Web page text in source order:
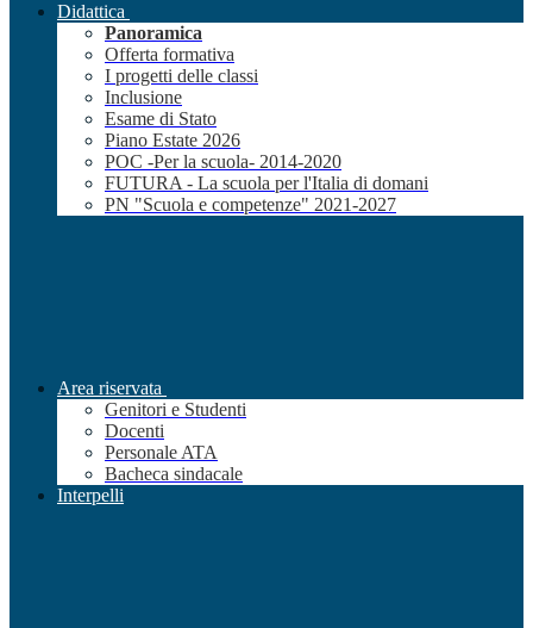
Didattica
Panoramica
Offerta formativa
I progetti delle classi
Inclusione
Esame di Stato
Piano Estate 2026
POC -Per la scuola- 2014-2020
FUTURA - La scuola per l'Italia di domani
PN "Scuola e competenze" 2021-2027
Area riservata
Genitori e Studenti
Docenti
Personale ATA
Bacheca sindacale
Interpelli